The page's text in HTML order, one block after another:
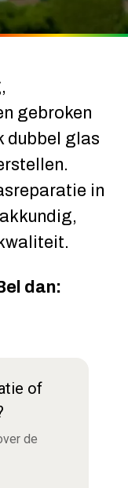
gebroken
dubbel glas
in
dan:
of
de